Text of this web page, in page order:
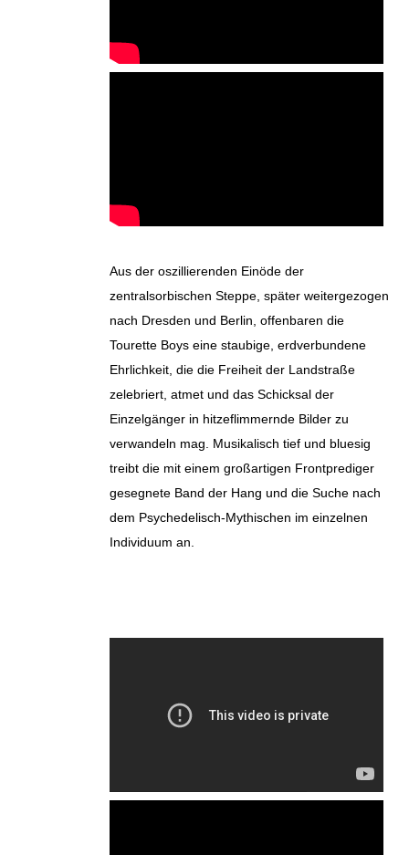
Aus der oszillierenden Einöde der
zentralsorbischen Steppe, später weitergezogen
nach Dresden und Berlin, offenbaren die
Tourette Boys eine staubige, erdverbundene
Ehrlichkeit, die die Freiheit der Landstraße
zelebriert, atmet und das Schicksal der
Einzelgänger in hitzeflimmernde Bilder zu
verwandeln mag. Musikalisch tief und bluesig
treibt die mit einem großartigen Frontprediger
gesegnete Band der Hang und die Suche nach
dem Psychedelisch-Mythischen im einzelnen
Individuum an.